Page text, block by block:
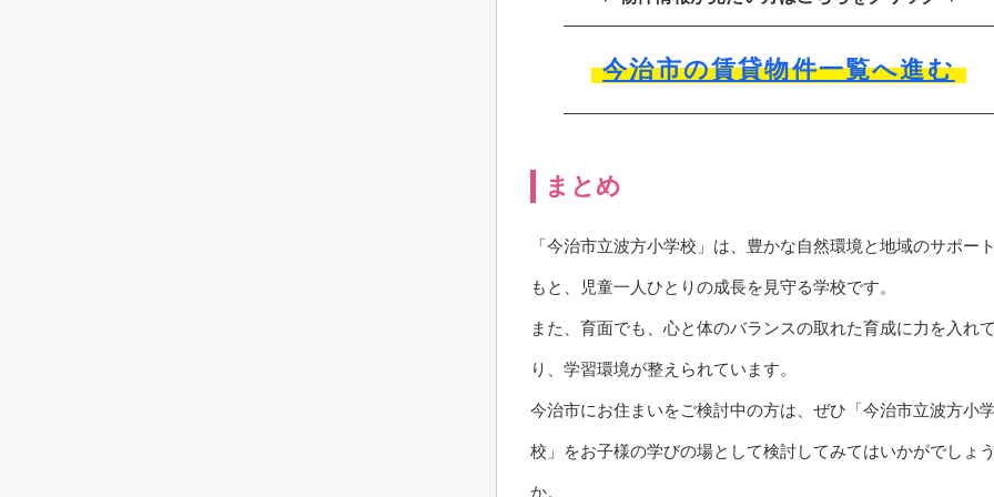
今治市の賃貸物件一覧へ進む
まとめ
「今治市立波方小学校」は、豊かな自然環境と地域のサポー
もと、児童一人ひとりの成長を見守る学校です。
また、育面でも、心と体のバランスの取れた育成に力を入れ
り、学習環境が整えられています。
今治市にお住まいをご検討中の方は、ぜひ「今治市立波方小
校」をお子様の学びの場として検討してみてはいかがでしょう
か。